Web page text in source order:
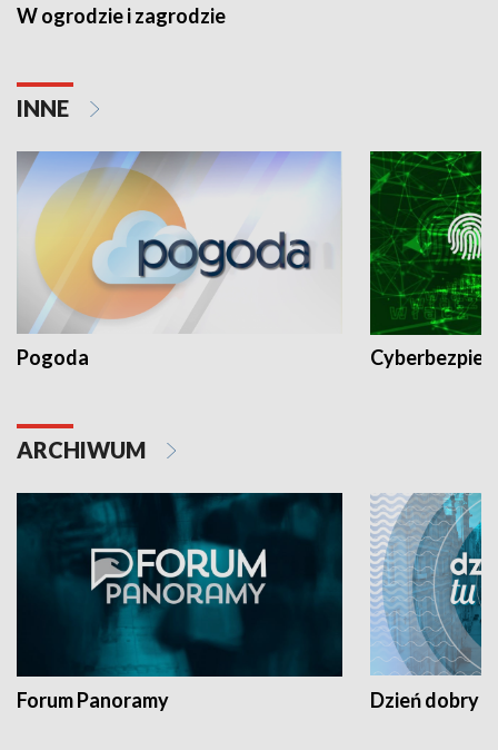
W ogrodzie i zagrodzie
INNE
Pogoda
ARCHIWUM
Forum Panoramy Dzień dobry